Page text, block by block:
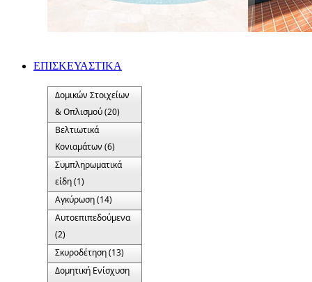
ΕΠΙΣΚΕΥΑΣΤΙΚΑ
Δομικών Στοιχείων
& Οπλισμού (20)
Βελτιωτικά
Κονιαμάτων (6)
Συμπληρωματικά
είδη (1)
Αγκύρωση (14)
Αυτοεπιπεδούμενα
(2)
Σκυροδέτηση (13)
Δομητική Ενίσχυση